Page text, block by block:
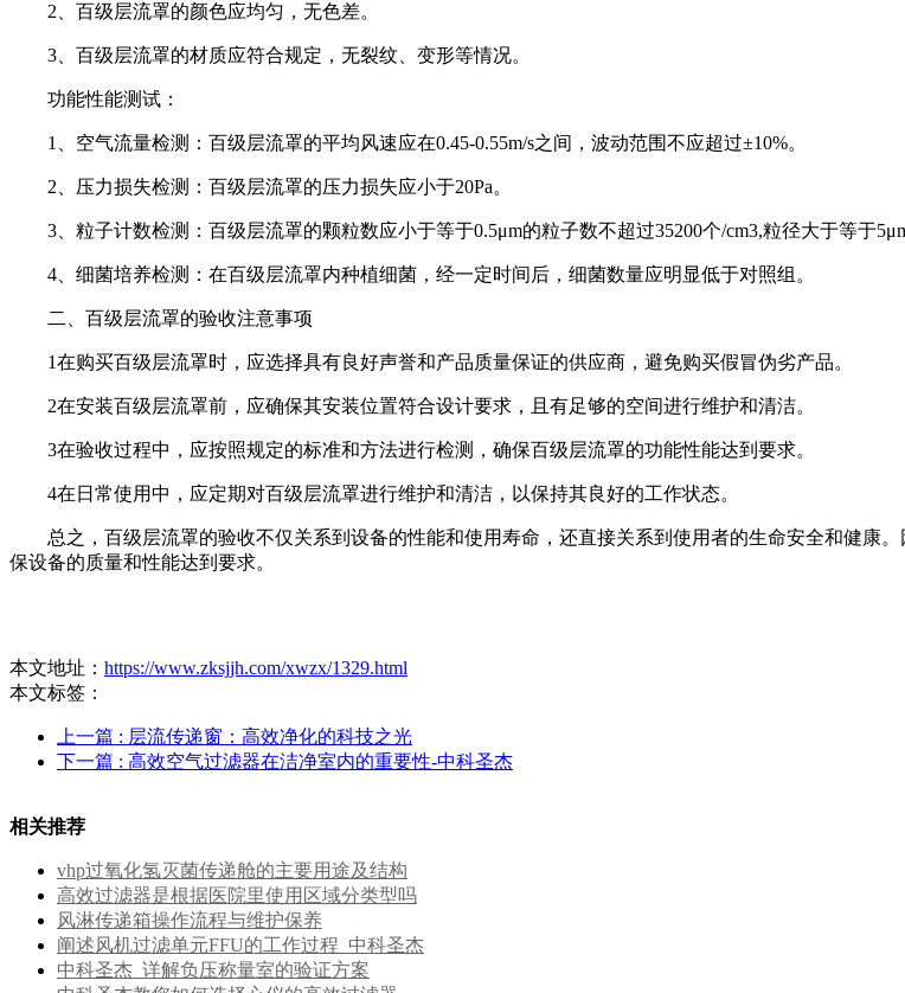
2、百级层流罩的颜色应均匀，无色差。
3、百级层流罩的材质应符合规定，无裂纹、变形等情况。
功能性能测试：
1、空气流量检测：百级层流罩的平均风速应在0.45-0.55m/s之间，波动范围不应超过±10%。
2、压力损失检测：百级层流罩的压力损失应小于20Pa。
3、粒子计数检测：百级层流罩的颗粒数应小于等于0.5μm的粒子数不超过35200个/cm3,粒径大于等于
4、细菌培养检测：在百级层流罩内种植细菌，经一定时间后，细菌数量应明显低于对照组。
二、百级层流罩的验收注意事项
1在购买百级层流罩时，应选择具有良好声誉和产品质量保证的供应商，避免购买假冒伪劣产品。
2在安装百级层流罩前，应确保其安装位置符合设计要求，且有足够的空间进行维护和清洁。
3在验收过程中，应按照规定的标准和方法进行检测，确保百级层流罩的功能性能达到要求。
4在日常使用中，应定期对百级层流罩进行维护和清洁，以保持其良好的工作状态。
总之，百级层流罩的验收不仅关系到设备的性能和使用寿命，还直接关系到使用者的生命安全和健康
保设备的质量和性能达到要求。
本文地址： https://www.zksjjh.com/xwzx/1329.html
本文标签：
上一篇 : 层流传递窗：高效净化的科技之光
下一篇 : 高效空气过滤器在洁净室内的重要性-中科圣杰
相关推荐
vhp过氧化氢灭菌传递舱的主要用途及结构
高效过滤器是根据医院里使用区域分类型吗
风淋传递箱操作流程与维护保养
阐述风机过滤单元FFU的工作过程_中科圣杰
中科圣杰_详解负压称量室的验证方案